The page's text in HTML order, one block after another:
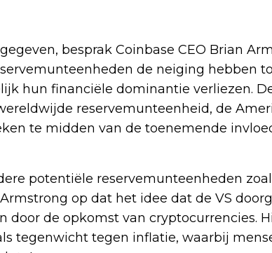
besprak Coinbase CEO Brian
de neiging hebben
hun financiële dominantie verliezen.
reservemunteenheid, de
te midden van de toenemende
potentiële reservemunteenheden
op dat het idee dat de VS
de opkomst van cryptocurrencies.
tegenwicht tegen inflatie, waarbij